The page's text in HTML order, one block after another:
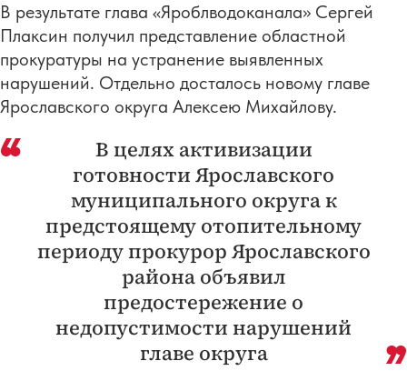
В результате глава «Яроблводоканала» Сергей
Плаксин получил представление областной
прокуратуры на устранение выявленных
нарушений. Отдельно досталось новому главе
Ярославского округа Алексею Михайлову.
В целях активизации
готовности Ярославского
муниципального округа к
предстоящему отопительному
периоду прокурор Ярославского
района объявил
предостережение о
недопустимости нарушений
главе округа